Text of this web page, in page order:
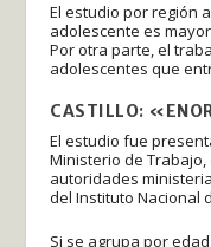
El estudio por región
adolescente es
Por otra parte, el
adolescentes que
CASTILLO:
El estudio fue
Ministerio de
autoridades
del Instituto Nacional
Si se agrupa por